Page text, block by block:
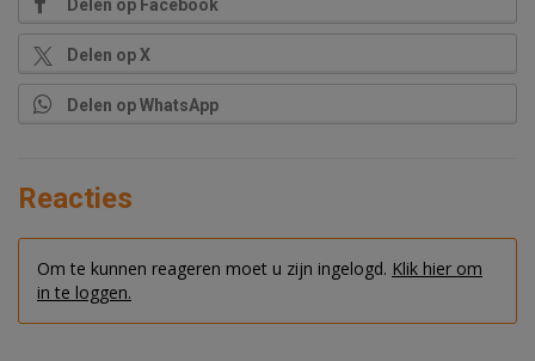
Delen op Facebook
Delen op X
Delen op WhatsApp
Reacties
Om te kunnen reageren moet u zijn ingelogd. Klik hier om
in te loggen.